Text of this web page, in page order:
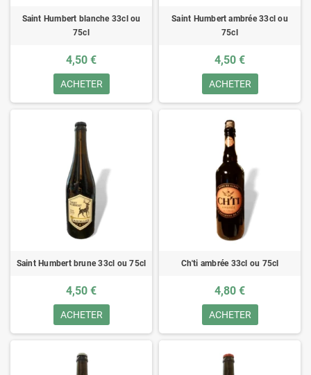
Saint Humbert blanche 33cl ou
75cl
4,50 €
ACHETER
Saint Humbert ambrée 33cl ou
75cl
4,50 €
ACHETER
Saint Humbert brune 33cl ou 75cl
4,50 €
ACHETER
Ch'ti ambrée 33cl ou 75cl
4,80 €
ACHETER